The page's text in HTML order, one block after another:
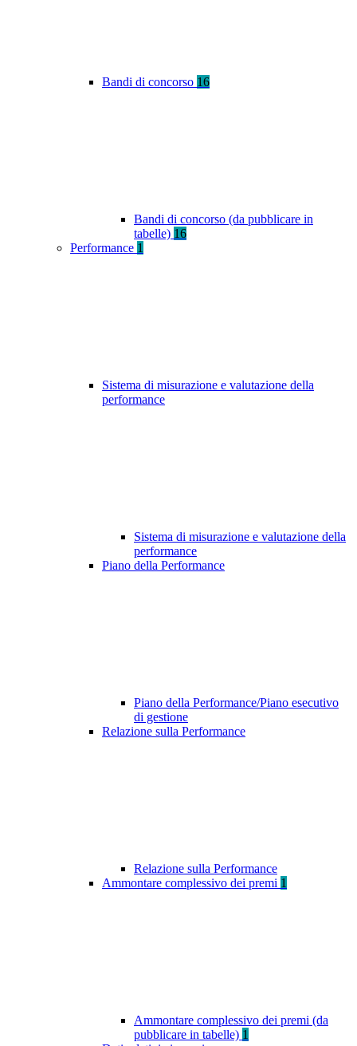
Bandi di concorso 16
Bandi di concorso (da pubblicare in
tabelle) 16
Performance 1
Sistema di misurazione e valutazione della
performance
Sistema di misurazione e valutazione della
performance
Piano della Performance
Piano della Performance/Piano esecutivo
di gestione
Relazione sulla Performance
Relazione sulla Performance
Ammontare complessivo dei premi 1
Ammontare complessivo dei premi (da
pubblicare in tabelle) 1